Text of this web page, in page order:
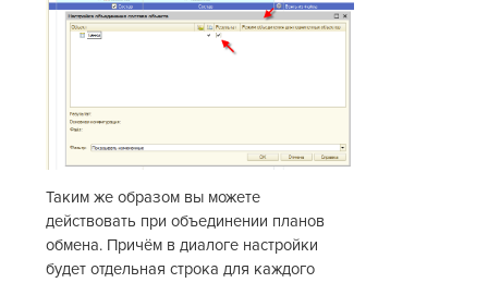
Таким же образом вы можете
действовать при объединении планов
обмена. Причём в диалоге настройки
будет отдельная строка для каждого